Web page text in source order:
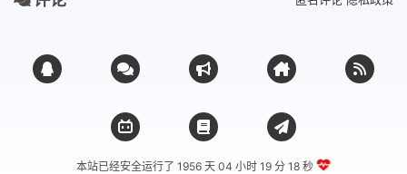
本站已经安全运行了 1956 天 04 小时 19 分 18 秒